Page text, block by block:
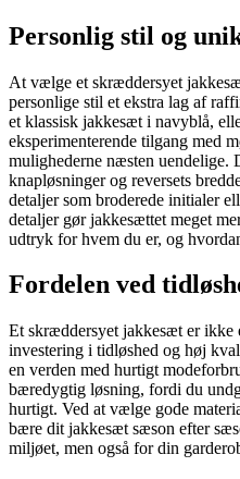
Personlig stil og
At vælge et skræddersyet
personlige stil et ekstra lag af
et klassisk jakkesæt i navyblå,
eksperimenterende tilgang med
mulighederne næsten uendelige.
knapløsninger og reversets
detaljer som broderede initialer
detaljer gør jakkesættet meget
udtryk for hvem du er, og
Fordelen ved
Et skræddersyet jakkesæt er ikke
investering i tidløshed og høj
en verden med hurtigt
bæredygtig løsning, fordi du
hurtigt. Ved at vælge gode
bære dit jakkesæt sæson efter
miljøet, men også for din